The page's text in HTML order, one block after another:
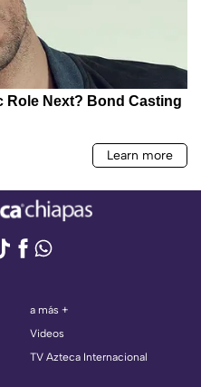
a más +
Videos
TV Azteca Internacional